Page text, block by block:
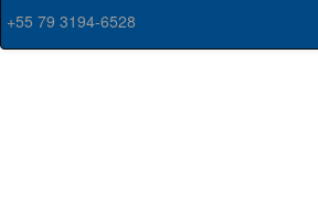
+55 79 3194-6528